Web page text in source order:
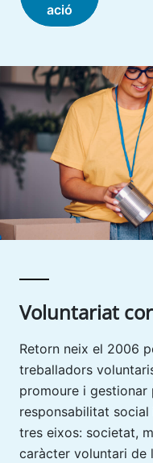
ació
Voluntariat
Retorn neix el 2006
treballadors
promoure i gestionar
responsabilitat
tres eixos: societat,
caràcter voluntari de